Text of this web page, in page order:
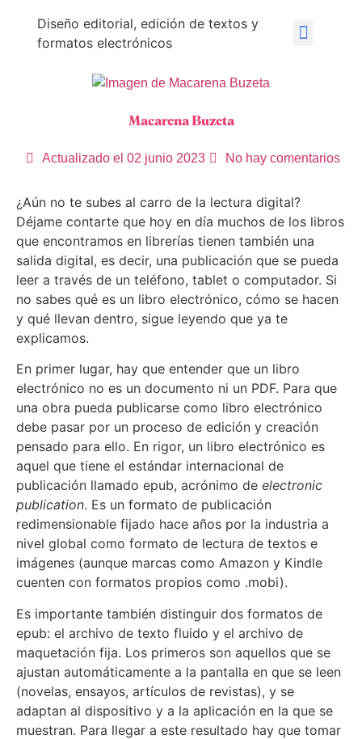
Diseño editorial, edición de textos y
formatos electrónicos
Macarena Buzeta
Actualizado el 02 junio 2023 No hay comentarios
¿Aún no te subes al carro de la lectura digital?
Déjame contarte que hoy en día muchos de los libros
que encontramos en librerías tienen también una
salida digital, es decir, una publicación que se pueda
leer a través de un teléfono, tablet o computador. Si
no sabes qué es un libro electrónico, cómo se hacen
y qué llevan dentro, sigue leyendo que ya te
explicamos.
En primer lugar, hay que entender que un libro
electrónico no es un documento ni un PDF. Para que
una obra pueda publicarse como libro electrónico
debe pasar por un proceso de edición y creación
pensado para ello. En rigor, un libro electrónico es
aquel que tiene el estándar internacional de
publicación llamado epub, acrónimo de electronic
publication. Es un formato de publicación
redimensionable fijado hace años por la industria a
nivel global como formato de lectura de textos e
imágenes (aunque marcas como Amazon y Kindle
cuenten con formatos propios como .mobi).
Es importante también distinguir dos formatos de
epub: el archivo de texto fluido y el archivo de
maquetación fija. Los primeros son aquellos que se
ajustan automáticamente a la pantalla en que se leen
(novelas, ensayos, artículos de revistas), y se
adaptan al dispositivo y a la aplicación en la que se
muestran. Para llegar a este resultado hay que tomar